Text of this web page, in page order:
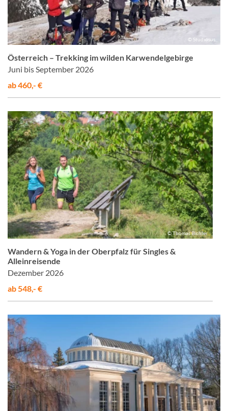
© Studiosus
Österreich – Trekking im wilden Karwendelgebirge
Juni bis September 2026
ab 460,- €
© Thomas Bichler
Wandern & Yoga in der Oberpfalz für Singles &
Alleinreisende
Dezember 2026
ab 548,- €